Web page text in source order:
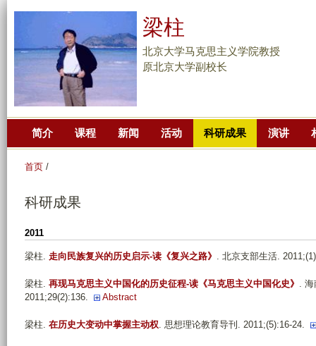
主
梁柱
北京大学马克思主义学院教授
原北京大学副校长
简介 课程 新闻 活动 科研成果 演讲
首页 /
科研成果
2011
梁柱. 走向民族复兴的历史启示-读《复兴之路》 . 北京支部生活.
梁柱. 再现马克思主义中国化的历史征程-读《马克思主义中国化史》 . 海
2011;29(2):136.
Abstract
梁柱. 在历史大变动中掌握主动权. 思想理论教育导刊. 2011;(5):16-24.